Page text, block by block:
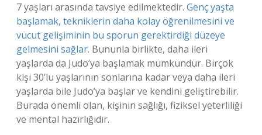
7 yaşları arasında tavsiye edilmektedir. Genç yaşta
başlamak, tekniklerin daha kolay öğrenilmesini ve
vücut gelişiminin bu sporun gerektirdiği düzeye
gelmesini sağlar. Bununla birlikte, daha ileri
yaşlarda da Judo’ya başlamak mümkündür. Birçok
kişi 30’lu yaşlarının sonlarına kadar veya daha ileri
yaşlarda bile Judo’ya başlar ve kendini geliştirebilir.
Burada önemli olan, kişinin sağlığı, fiziksel yeterliliği
ve mental hazırlığıdır.